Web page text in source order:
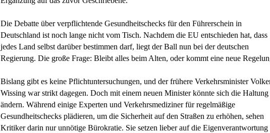
Die Debatte über verpflichtende Gesundheitschecks für den Führerschein in
Deutschland ist noch lange nicht vom Tisch. Nachdem die EU entschieden hat, dass
jedes Land selbst darüber bestimmen darf, liegt der Ball nun bei der deutschen
Regierung. Die große Frage: Bleibt alles beim Alten, oder kommt eine neue
Bislang gibt es keine Pflichtuntersuchungen, und der frühere Verkehrsminister
Wissing war strikt dagegen. Doch mit einem neuen Minister könnte sich die Haltung
ändern. Während einige Experten und Verkehrsmediziner für regelmäßige
Gesundheitschecks plädieren, um die Sicherheit auf den Straßen zu erhöhen, sehen
Kritiker darin nur unnötige Bürokratie. Sie setzen lieber auf die Eigenverantwortung